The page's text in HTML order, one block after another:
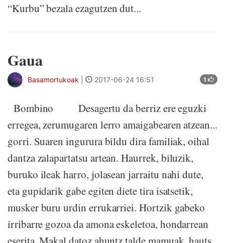
“Kurbu” bezala ezagutzen dut...
Gaua
1
Basamortukoak 2017-06-24 16:51
Bombino Desagertu da berriz ere eguzki
erregea, zerumugaren lerro amaigabearen atzean...
gorri. Suaren ingurura bildu dira familiak, oihal
dantza zalapartatsu artean. Haurrek, biluzik,
buruko ileak harro, jolasean jarraitu nahi dute,
eta gupidarik gabe egiten diete tira isatsetik,
musker buru urdin errukarriei. Hortzik gabeko
irribarre gozoa da amona eskeletoa, hondarrean